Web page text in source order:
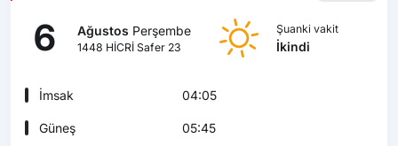
6 Ağustos Perşembe
1448 HİCRİ Safer 23
Şuanki vakit
İkindi
İmsak 04:05
Güneş 05:45